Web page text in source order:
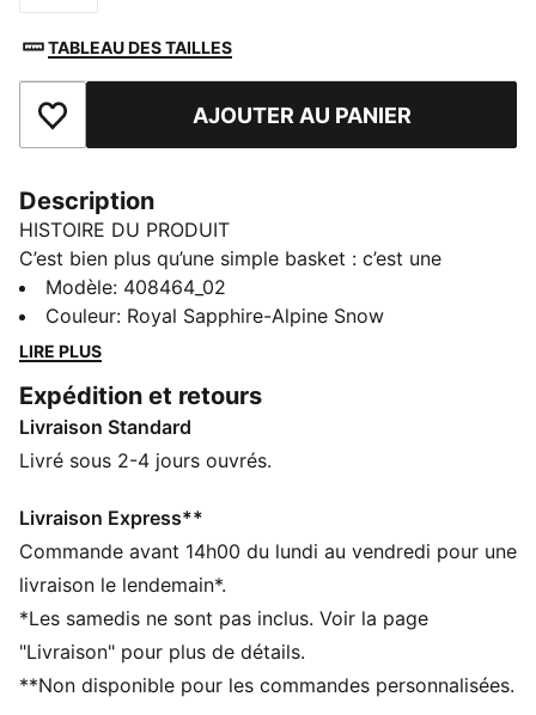
TABLEAU DES TAILLES
Ajouter aux favorisAJOUTER AU PANIER
Description
HISTOIRE DU PRODUIT
C’est bien plus qu’une simple basket : c’est une
légende. Depuis 1968, la PUMA Suede est une icône
du streetwear, du sport et du style. Créée en
collaboration avec Charles F. Stead, cette version se
signature.
DÉTAILS
Conçu pour : Lifestyle par PUMA
Fermeture : Fermeture à lacets
Talon : Talon plat
Détails signature PUMA et Charles F. Stead
Modèle: 408464_02
Couleur: Royal Sapphire-Alpine Snow
LIRE PLUS
Expédition et retours
Livraison Standard
Livré sous 2-4 jours ouvrés.
Livraison Express**
Commande avant 14h00 du lundi au vendredi pour une
livraison le lendemain*.
*Les samedis ne sont pas inclus. Voir la page
"Livraison" pour plus de détails.
**Non disponible pour les commandes personnalisées.